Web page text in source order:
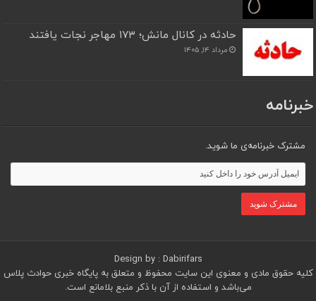
حادثه در کانال مانش؛ ۱۷۳ مهاجر نجات یافتند
مرداد ۱۴, ۱۴۰۵
خبرنامه
مشترک خبرنامه‌ی ما شوید.
Design by : Dabirifars
کلیه حقوق مادی و معنوی این سایت محفوظ و متعلق به پایگاه خبری حوادث پلاس
می‌باشد و استفاده از آن با ذکر منبع بلامانع است.